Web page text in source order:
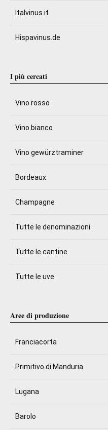
Italvinus.it
Hispavinus.de
I più cercati
Vino rosso
Vino bianco
Vino gewürztraminer
Bordeaux
Champagne
Tutte le denominazioni
Tutte le cantine
Tutte le uve
Aree di produzione
Franciacorta
Primitivo di Manduria
Lugana
Barolo